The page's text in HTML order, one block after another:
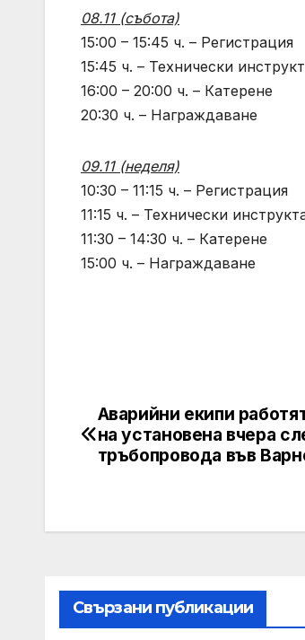
08.11 (събота)
15:00 – 15:45 ч. – Регистрация
15:45 ч. – Технически
16:00 – 20:00 ч. – Катерене
20:30 ч. – Награждаване
09.11 (неделя)
10:30 – 11:15 ч. – Регистрация
11:15 ч. – Технически
11:30 – 14:30 ч. – Катерене
15:00 ч. – Награждаване
Post
navigation
Аварийни екипи
на установена вчера
тръбопровода във
Свързани публикации